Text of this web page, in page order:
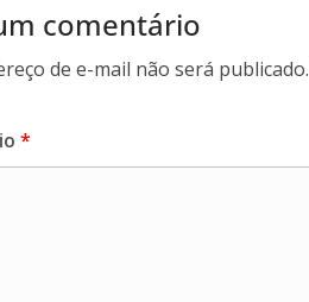
comentário
de e-mail não será publicado.
*